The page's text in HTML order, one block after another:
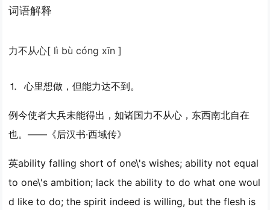
词语解释
力不从心[ lì bù cóng xīn ]
⒈ 心里想做，但能力达不到。
例今使者大兵未能得出，如诸国力不从心，东西南北自在
也。——《后汉书·西域传》
英ability falling short of one\'s wishes; ability not equal
to one\'s ambition; lack the ability to do what one woul
d like to do; the spirit indeed is willing, but the flesh is